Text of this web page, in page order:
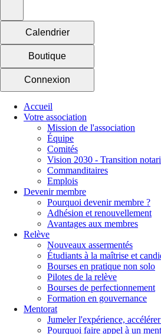
Calendrier
Boutique
Connexion
Accueil
Votre association
Mission de l'association
Équipe
Comités
Vision 2030 - Transition
Commanditaires
Emplois
Devenir membre
Pourquoi devenir membre ?
Adhésion et renouvellement
Avantages aux membres
Relève
Nouveaux assermentés
Étudiants à la maîtrise et
Bourses en pratique non solo
Pilotes de la relève
Bourses de perfectionnement
Formation en gouvernance
Mentorat
Jumeler l'expérience,
Pourquoi faire appel à un